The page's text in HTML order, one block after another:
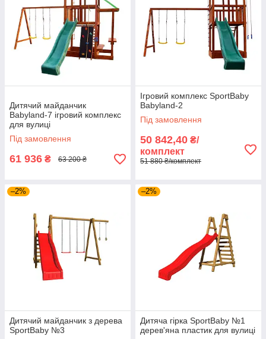
Дитячий майданчик
Babyland-7 ігровий комплекс
для вулиці
Під замовлення
61 936 ₴ 63 200 ₴
Ігровий комплекс SportBaby
Babyland-2
Під замовлення
50 842,40 ₴/
комплект
51 880 ₴/комплект
–2%
Дитячий майданчик з дерева
SportBaby №3
–2%
Дитяча гірка SportBaby №1
дерев'яна пластик для вулиці